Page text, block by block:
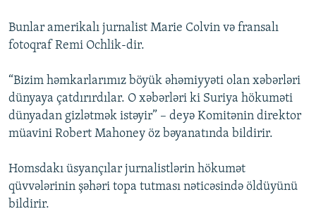
VIDEO
İNFOQRAFIKA
KARIKATURA
RADIO ARXIV
AZƏRBAYCAN ƏDƏBIYYATI KITABXANASI
İSLAM VƏ DEMOKRATIYA
İZ - MƏDƏNIYYƏT PROQRAMI
HAQQIMIZDA
MISSIYAMIZ
PEŞƏ ETIKASI VƏ JURNALISTIKA STANDARTLARIMIZ
MATERIALLARIMIZDAN ISTIFADƏ
BIZIMLƏ ƏLAQƏ
XƏBƏR BÜLLETENLƏRIMIZ
BIZI IZLƏ
RFE/RL-in bütün saytları
Bunlar amerikalı jurnalist Marie Colvin və fransalı
fotoqraf Remi Ochlik-dir.
“Bizim həmkarlarımız böyük əhəmiyyəti olan xəbərləri
dünyaya çatdırırdılar. O xəbərləri ki Suriya hökuməti
dünyadan gizlətmək istəyir” – deyə Komitənin direktor
müavini Robert Mahoney öz bəyanatında bildirir.
Homsdakı üsyançılar jurnalistlərin hökumət
qüvvələrinin şəhəri topa tutması nəticəsində öldüyünü
bildirir.